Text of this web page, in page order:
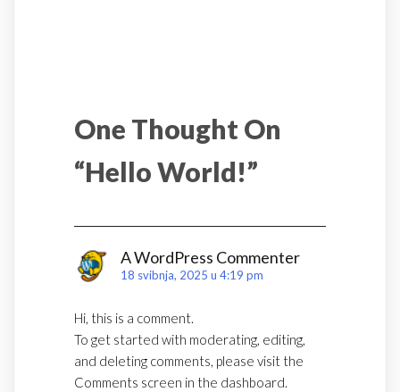
One Thought On
“Hello World!”
A WordPress Commenter
18 svibnja, 2025 u 4:19 pm
Hi, this is a comment.
To get started with moderating, editing,
and deleting comments, please visit the
Comments screen in the dashboard.